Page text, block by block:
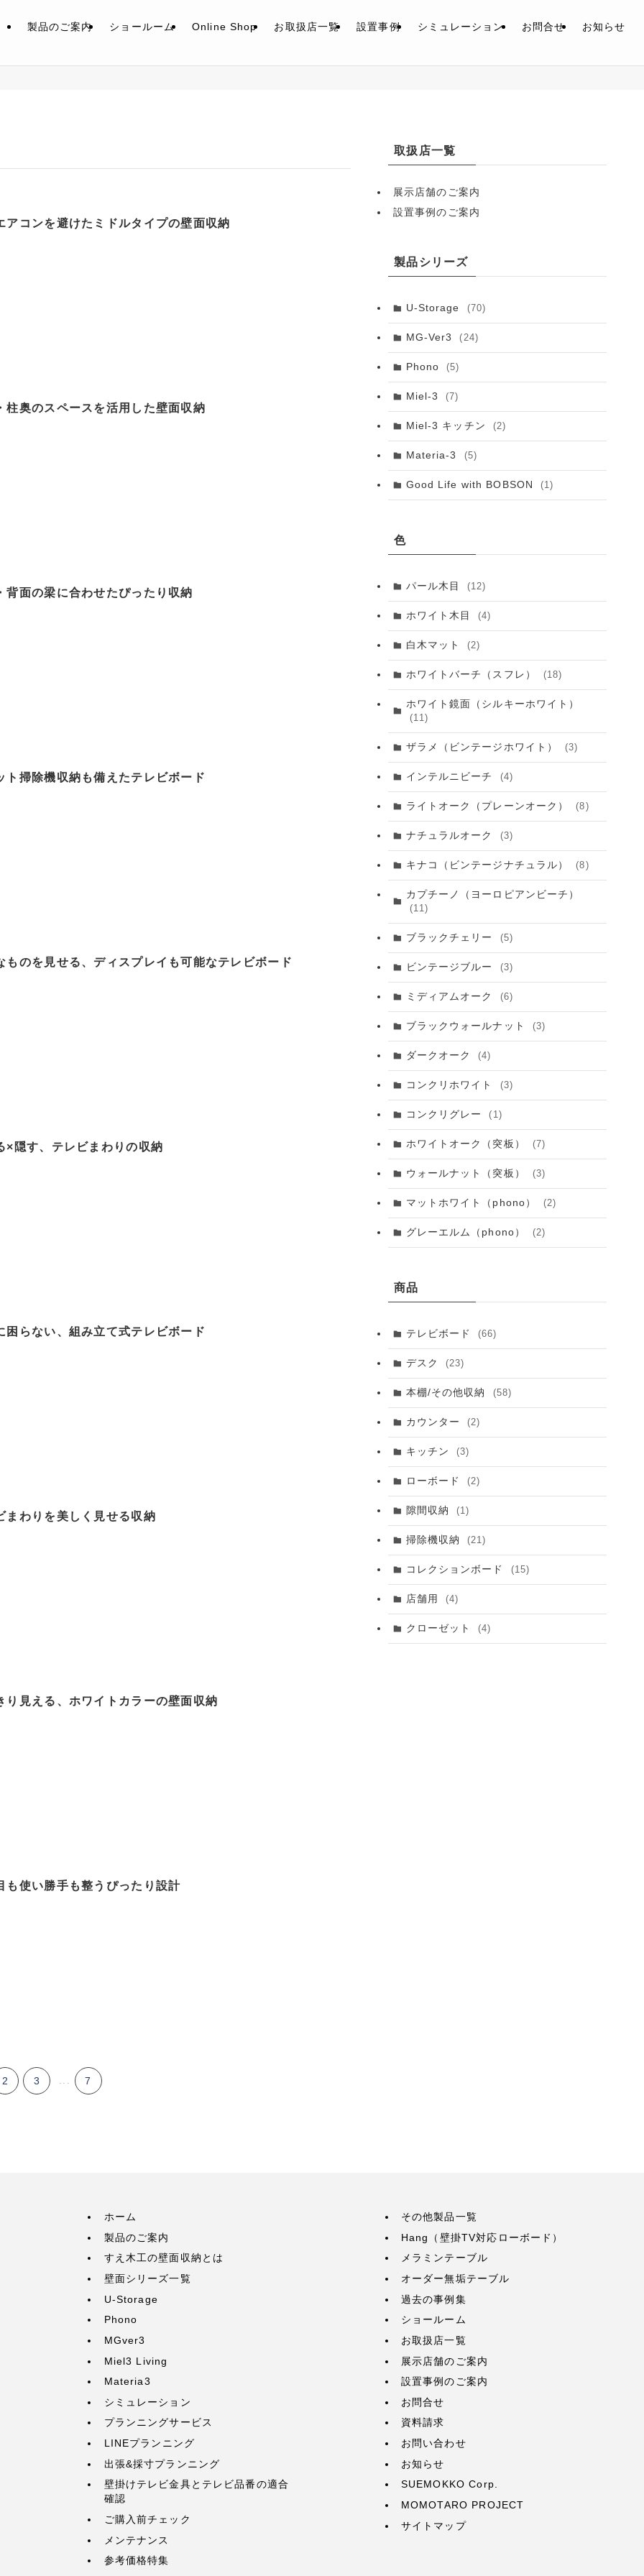
製品のご案内 ショールーム Online Shop お取扱店一覧 設置事例 シミュレーション お問合せ お知らせ
アコンを避けたミドルタイプの壁面収納
柱奥のスペースを活用した壁面収納
背面の梁に合わせたぴったり収納
ト掃除機収納も備えたテレビボード
ものを見せる、ディスプレイも可能なテレビボード
×隠す、テレビまわりの収納
困らない、組み立て式テレビボード
まわりを美しく見せる収納
り見える、ホワイトカラーの壁面収納
も使い勝手も整うぴったり設計
2 3 ... 7
取扱店一覧
展示店舗のご案内
設置事例のご案内
製品シリーズ
U-Storage (70)
MG-Ver3 (24)
Phono (5)
Miel-3 (7)
Miel-3 キッチン (2)
Materia-3 (5)
Good Life with BOBSON (1)
色
パール木目 (12)
ホワイト木目 (4)
白木マット (2)
ホワイトバーチ（スフレ） (18)
ホワイト鏡面（シルキーホワイト）
(11)
ザラメ（ビンテージホワイト） (3)
インテルニビーチ (4)
ライトオーク（プレーンオーク） (8)
ナチュラルオーク (3)
キナコ（ビンテージナチュラル） (8)
カプチーノ（ヨーロピアンビーチ）
(11)
ブラックチェリー (5)
ビンテージブルー (3)
ミディアムオーク (6)
ブラックウォールナット (3)
ダークオーク (4)
コンクリホワイト (3)
コンクリグレー (1)
ホワイトオーク（突板） (7)
ウォールナット（突板） (3)
マットホワイト（phono） (2)
グレーエルム（phono） (2)
商品
テレビボード (66)
デスク (23)
本棚/その他収納 (58)
カウンター (2)
キッチン (3)
ローボード (2)
隙間収納 (1)
掃除機収納 (21)
コレクションボード (15)
店舗用 (4)
クローゼット (4)
ホーム
製品のご案内
すえ木工の壁面収納とは
壁面シリーズ一覧
U-Storage
Phono
MGver3
Miel3 Living
Materia3
シミュレーション
プランニングサービス
LINEプランニング
出張&採寸プランニング
壁掛けテレビ金具とテレビ品番の適合
確認
ご購入前チェック
メンテナンス
参考価格特集
その他製品一覧
Hang（壁掛TV対応ローボード）
メラミンテーブル
オーダー無垢テーブル
過去の事例集
ショールーム
お取扱店一覧
展示店舗のご案内
設置事例のご案内
お問合せ
資料請求
お問い合わせ
お知らせ
SUEMOKKO Corp.
MOMOTARO PROJECT
サイトマップ